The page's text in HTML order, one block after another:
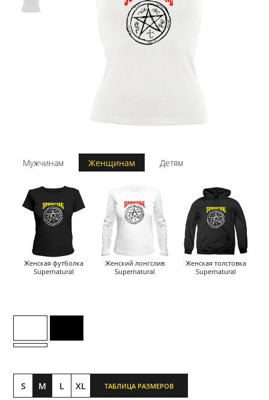
Мужчинам Женщинам Детям
Женская футболка
Supernatural
Женский лонгслив
Supernatural
Женская толстовка
Supernatural
S M L XL ТАБЛИЦА РАЗМЕРОВ